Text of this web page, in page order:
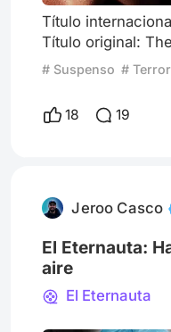
Título
Título original:
2024 País: Nueva
James Ashcroft,
Marshall
residente, utiliza
# Suspenso # Terror
18 19
Jeroo Casco
El Eternauta:
aire
El Eternauta